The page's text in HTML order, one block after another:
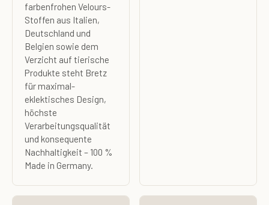
farbenfrohen Velours-
Stoffen aus Italien,
Deutschland und
Belgien sowie dem
Verzicht auf tierische
Produkte steht Bretz
für maximal-
eklektisches Design,
höchste
Verarbeitungsqualität
und konsequente
Nachhaltigkeit – 100 %
Made in Germany.